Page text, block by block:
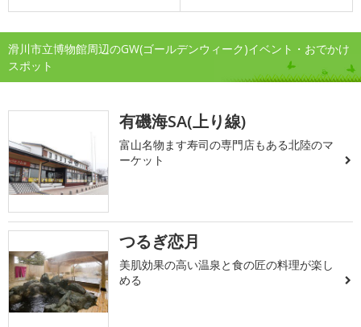
滑川市立博物館周辺のGW(ゴールデンウィーク)イベント・おでかけ
スポット
有磯海SA(上り線)
富山名物ます寿司の専門店もある北陸のマ
ーケット
つるぎ恋月
美肌効果の高い温泉と食の匠の料理が楽し
める